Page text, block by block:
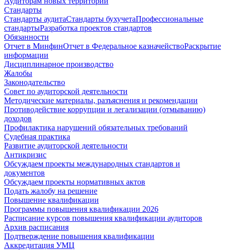
Стандарты
Стандарты аудитаСтандарты бухучетаПрофессиональные
стандартыРазработка проектов стандартов
Обязанности
Отчет в МинфинОтчет в Федеральное казначействоРаскрытие
информации
Дисциплинарное производство
Жалобы
Законодательство
Совет по аудиторской деятельности
Методические материалы, разъяснения и рекомендации
Противодействие коррупции и легализации (отмыванию)
доходов
Профилактика нарушений обязательных требований
Судебная практика
Развитие аудиторской деятельности
Антикризис
Обсуждаем проекты международных стандартов и
документов
Обсуждаем проекты нормативных актов
Подать жалобу на решение
Повышение квалификации
Программы повышения квалификации 2026
Расписание курсов повышения квалификации аудиторов
Архив расписания
Подтверждение повышения квалификации
Аккредитация УМЦ